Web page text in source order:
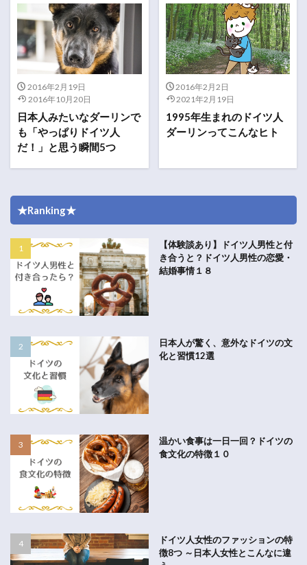
2016年2月19日
2016年10月20日
日本人みたいなダーリンで
も「やっぱりドイツ人
だ！」と思う瞬間5つ
2016年2月2日
2021年2月19日
1995年生まれのドイツ人
ダーリンってこんなヒト
★Ranking★
【体験談あり】ドイツ人男性と付
き合うと？ドイツ人男性の恋愛・
結婚事情１８
日本人が驚く、意外なドイツの文
化と習慣12選
温かい食事は一日一回？ドイツの
食文化の特徴１０
ドイツ人女性のファッションの特
徴8つ ～日本人女性とこんなに違